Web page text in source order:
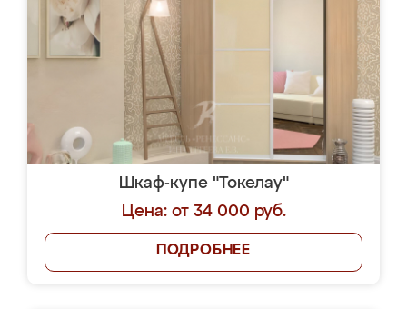
Шкаф-купе "Токелау"
Цена: от 34 000 руб.
ПОДРОБНЕЕ